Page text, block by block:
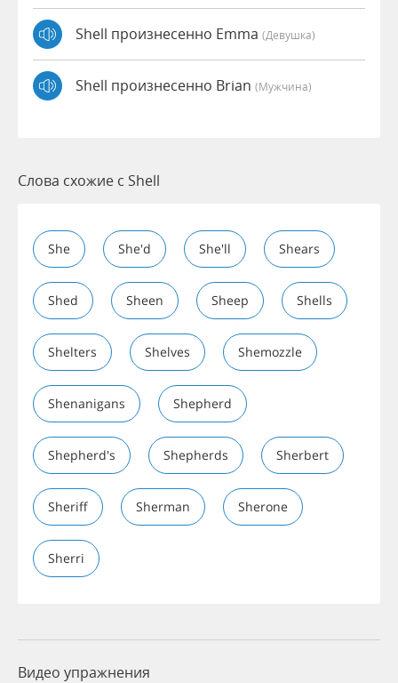
Shell произнесенно Emma (девушка)
Shell произнесенно Brian (мужчина)
Слова схожие с Shell
She She'd She'll Shears
Shed Sheen Sheep Shells
Shelters Shelves Shemozzle
Shenanigans Shepherd
Shepherd's Shepherds Sherbert
Sheriff Sherman Sherone
Sherri
Видео упражнения